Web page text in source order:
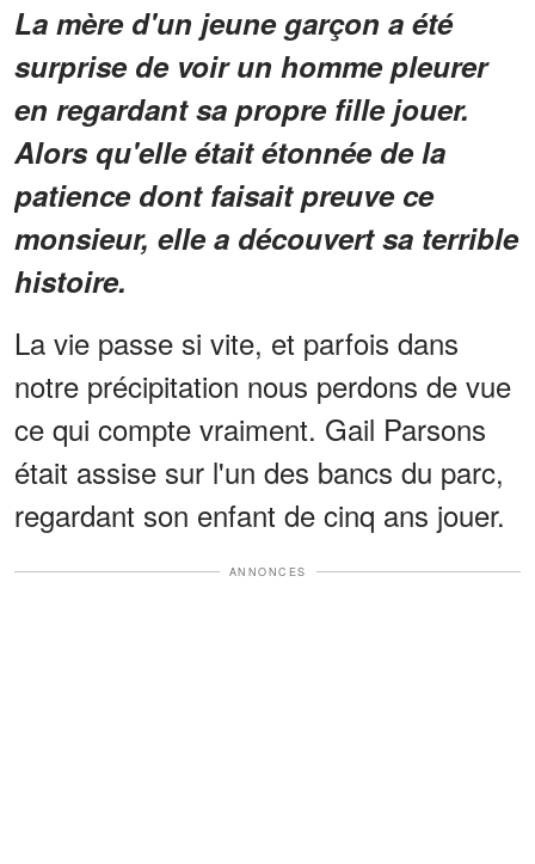
La mère d'un jeune garçon a été
surprise de voir un homme pleurer
en regardant sa propre fille jouer.
Alors qu'elle était étonnée de la
patience dont faisait preuve ce
monsieur, elle a découvert sa terrible
histoire.
La vie passe si vite, et parfois dans
notre précipitation nous perdons de vue
ce qui compte vraiment. Gail Parsons
était assise sur l'un des bancs du parc,
regardant son enfant de cinq ans jouer.
ANNONCES